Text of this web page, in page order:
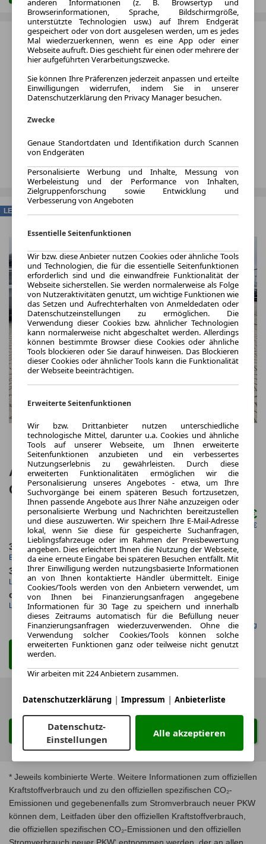
Abarth 595C Automatik
Carplay*PDC*Klima
ab mtl.199,00 €
netto mtl. 167,23 €
3.2023
Erstzulassung
5.000,0 km
Jahrliche Fahrleistung
36 Monate
Laufzeit
11 km
Kilometerstand
ca. 121 kW (164 PS)
Leistung
Benzin
Kraftstoff
Gefunden auf Null Leasing
Zum Leasing Angebot
LEASING
Zurück 1 von 1 Weiter
Suche ändern
* Jeweils kombinierte Werte. Weitere Informationen zum offiziellen
Kraftstoffverbrauch und zu den offiziellen spezifischen CO₂-
Emissionen und gegebenenfalls zum Stromverbrauch neuer PKW
können dem, Leitfaden über den offiziellen Kraftstoffverbrauch,
die offiziellen spezifischen CO₂-Emissionen und den offiziellen
Stromverbrauch neuer PKW‘ entnommen werden, der an allen
anderen Informationen (z. B. Browsertyp und
Browserinformationen, Sprache, Bildschirmgröße,
unterstützte Technologien usw.) auf Ihrem Endgerät
gespeichert oder von dort ausgelesen werden, um es jedes
Mal wiederzuerkennen, wenn es eine App oder einer
Webseite aufruft. Dies geschieht für einen oder mehrere der
hier aufgeführten Verarbeitungszwecke.
Sie können Ihre Präferenzen jederzeit anpassen und erteilte
Einwilligungen widerrufen, indem Sie in unserer
Datenschutzerklärung den Privacy Manager besuchen.
Zwecke
Genaue Standortdaten und Identifikation durch Scannen
von Endgeräten
Personalisierte Werbung und Inhalte, Messung von
Werbeleistung und der Performance von Inhalten,
Zielgruppenforschung sowie Entwicklung und
Verbesserung von Angeboten
Essentielle Seitenfunktionen
Wir bzw. diese Anbieter nutzen Cookies oder ähnliche Tools
und Technologien, die für die essentielle Seitenfunktionen
erforderlich sind und die einwandfreie Funktionalität der
Webseite sicherstellen. Sie werden normalerweise als Folge
von Nutzeraktivitäten genutzt, um wichtige Funktionen wie
das Setzen und Aufrechterhalten von Anmeldedaten oder
Datenschutzeinstellungen zu ermöglichen. Die
Verwendung dieser Cookies bzw. ähnlicher Technologien
kann normalerweise nicht abgeschaltet werden. Allerdings
können bestimmte Browser diese Cookies oder ähnliche
Tools blockieren oder Sie darauf hinweisen. Das Blockieren
dieser Cookies oder ähnlicher Tools kann die Funktionalität
der Webseite beeinträchtigen.
Erweiterte Seitenfunktionen
Wir bzw. Drittanbieter nutzen unterschiedliche
technologische Mittel, darunter u.a. Cookies und ähnliche
Tools auf unserer Webseite, um Ihnen erweiterte
Seitenfunktionen anzubieten und ein verbessertes
Nutzungserlebnis zu gewährleisten. Durch diese
erweiterten Funktionalitäten ermöglichen wir die
Personalisierung unseres Angebotes - etwa, um Ihre
Suchvorgänge bei einem späteren Besuch fortzusetzen,
Ihnen passende Angebote aus Ihrer Nähe anzuzeigen oder
personalisierte Werbung und Nachrichten bereitzustellen
und diese auszuwerten. Wir speichern Ihre E-Mail-Adresse
lokal, wenn Sie diese für gespeicherte Suchanfragen,
Lieblingsfahrzeuge oder im Rahmen der Preisbewertung
angeben. Dies erleichtert Ihnen die Nutzung der Webseite,
da eine erneute Eingabe bei späteren Besuchen entfällt. Mit
Ihrer Einwilligung werden nutzungsbasierte Informationen
an von Ihnen kontaktierte Händler übermittelt. Einige
Cookies/Tools werden von den Anbietern verwendet, um
von Ihnen bei Finanzierungsanfragen angegebene
Informationen für 30 Tage zu speichern und innerhalb
dieses Zeitraums automatisch für die Befüllung neuer
Finanzierungsanfragen wiederzuverwenden. Ohne die
Verwendung solcher Cookies/Tools können solche
erweiterten Funktionen ganz oder teilweise nicht genutzt
werden.
Wir arbeiten mit 224 Anbietern zusammen.
Datenschutzerklärung | Impressum | Anbieterliste
Datenschutz-
Einstellungen
Alle akzeptieren